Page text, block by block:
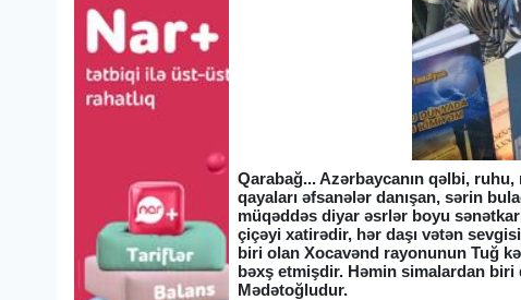
Qarabağ... Azərbaycanın qəlbi, ruhu,
qayaları əfsanələr danışan, sərin
müqəddəs diyar əsrlər boyu
çiçəyi xatirədir, hər daşı vətən
biri olan Xocavənd rayonunun Tuğ
bəxş etmişdir. Həmin simalardan
Mədətoğludur.